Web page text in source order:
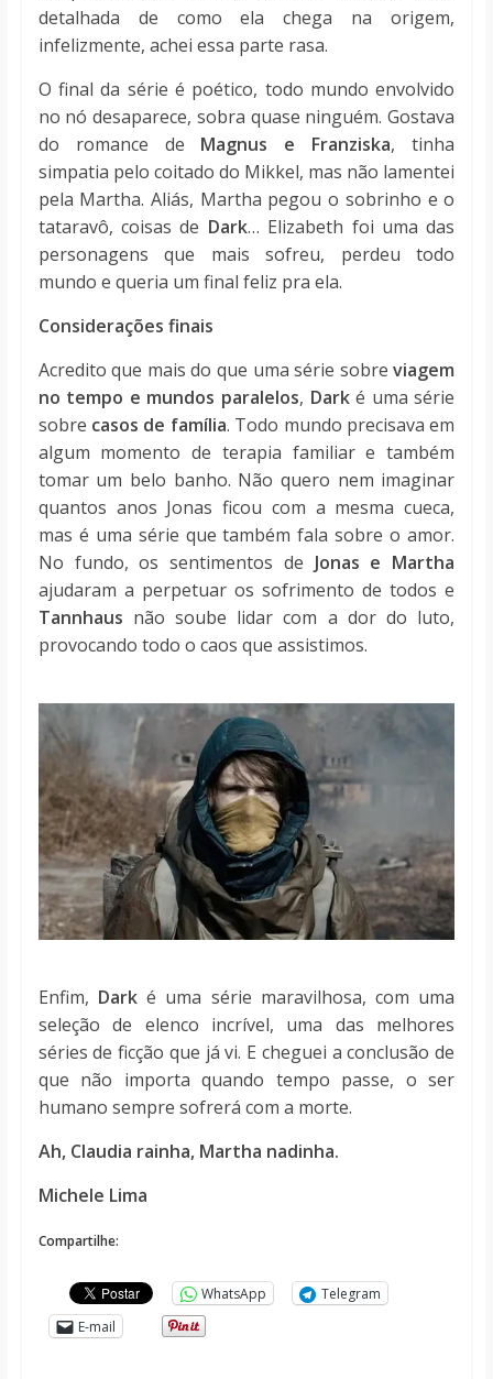
detalhada de como ela chega na origem,
infelizmente, achei essa parte rasa.
O final da série é poético, todo mundo envolvido
no nó desaparece, sobra quase ninguém. Gostava
do romance de Magnus e Franziska, tinha
simpatia pelo coitado do Mikkel, mas não lamentei
pela Martha. Aliás, Martha pegou o sobrinho e o
tataravô, coisas de Dark… Elizabeth foi uma das
personagens que mais sofreu, perdeu todo
mundo e queria um final feliz pra ela.
Considerações finais
Acredito que mais do que uma série sobre viagem
no tempo e mundos paralelos, Darké uma série
sobre casos de família. Todo mundo precisava em
algum momento de terapia familiar e também
tomar um belo banho. Não quero nem imaginar
quantos anos Jonas ficou com a mesma cueca,
mas é uma série que também fala sobre o amor.
No fundo, os sentimentos de Jonas e Martha
ajudaram a perpetuar os sofrimento de todos e
Tannhaus não soube lidar com a dor do luto,
provocando todo o caos que assistimos.
Enfim, Darké uma série maravilhosa, com uma
seleção de elenco incrível, uma das melhores
séries de ficção que já vi. E cheguei a conclusão de
que não importa quando tempo passe, o ser
humano sempre sofrerá com a morte.
Ah, Claudia rainha, Martha nadinha.
Michele Lima
Compartilhe:
WhatsApp
Telegram
E-mail